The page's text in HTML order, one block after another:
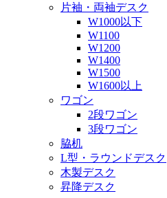
片袖・両袖デスク
W1000以下
W1100
W1200
W1400
W1500
W1600以上
ワゴン
2段ワゴン
3段ワゴン
脇机
L型・ラウンドデスク
木製デスク
昇降デスク